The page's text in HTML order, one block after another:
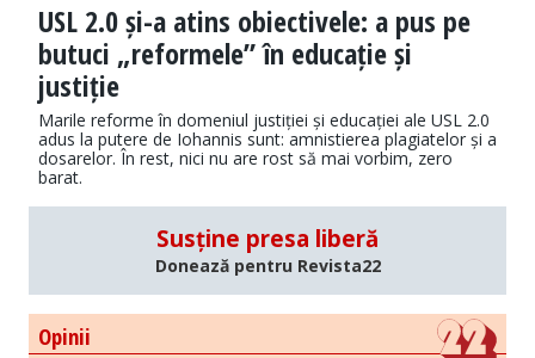
USL 2.0 și-a atins obiectivele: a pus pe
butuci „reformele” în educație și
justiție
Marile reforme în domeniul justiției și educației ale USL 2.0
adus la putere de Iohannis sunt: amnistierea plagiatelor și a
dosarelor. În rest, nici nu are rost să mai vorbim, zero
barat.
Susține presa liberă
Donează pentru Revista22
Opinii